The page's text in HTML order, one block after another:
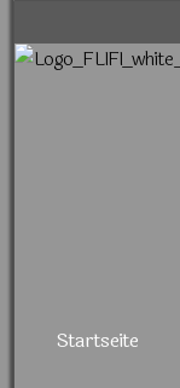
überspringen
Navigation
Startseite